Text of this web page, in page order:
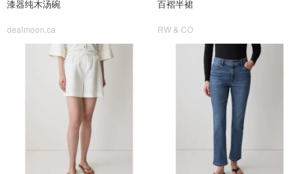
漆器纯木汤碗
dealmoon.ca
百褶半裙
RW & CO